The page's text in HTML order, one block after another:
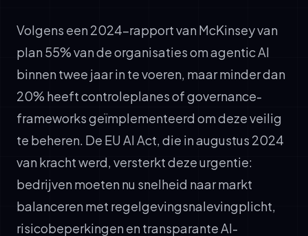
Volgens een 2024-rapport van McKinsey van
plan 55% van de organisaties om agentic AI
binnen twee jaar in te voeren, maar minder dan
20% heeft controleplanes of governance-
frameworks geïmplementeerd om deze veilig
te beheren. De EU AI Act, die in augustus 2024
van kracht werd, versterkt deze urgentie:
bedrijven moeten nu snelheid naar markt
balanceren met regelgevingsnalevingplicht,
risicobeperkingen en transparante AI-